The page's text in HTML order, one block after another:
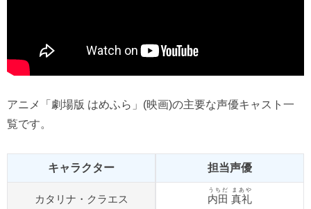
アニメ「劇場版 はめふら」(映画)の主要な声優キャスト一
覧です。
キャラクター 担当声優
カタリナ・クラエス 内田 真礼
うちだ まあや